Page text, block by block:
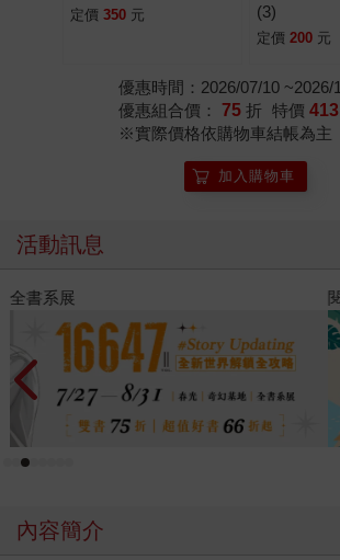
定價 350 元
(3)
定價 200 元
優惠時間：2026/07/10 ~2026/
優惠組合價： 75 折 特價 413
※實際價格依購物車結帳為主
加入購物車
活動訊息
閱讀漫遊錄-2026上半年暢銷榜
內容簡介